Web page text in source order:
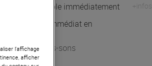
Expédiable immédiatement +infos
Retrait immédiat en
à Univers-sons
l’affichage
afficher